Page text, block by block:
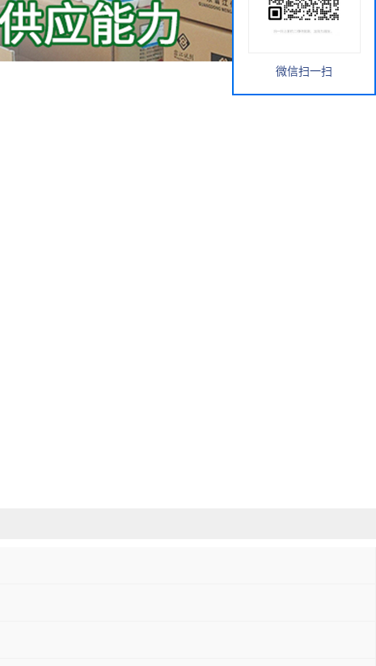
微信扫一扫